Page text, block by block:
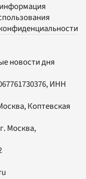
новости дня
ИНН
Коптевская
Москва,